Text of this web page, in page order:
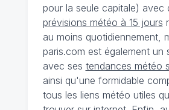
pour la seule capitale) avec
prévisions météo à 15 jours
au moins quotidiennement,
paris.com est également un
avec ses tendances météo
ainsi qu'une formidable
tous les liens météo utiles